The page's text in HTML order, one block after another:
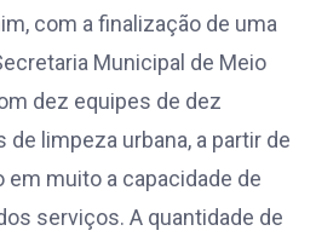
com a finalização de uma
Municipal de Meio
dez equipes de dez
limpeza urbana, a partir de
muito a capacidade de
serviços. A quantidade de